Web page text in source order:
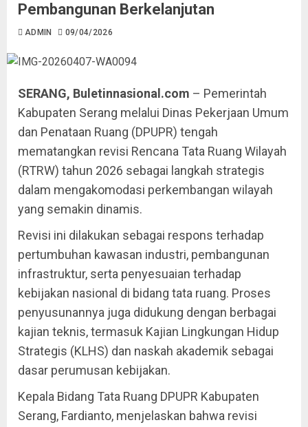
Pembangunan Berkelanjutan
ADMIN 09/04/2026
SERANG, Buletinnasional.com – Pemerintah
Kabupaten Serang melalui Dinas Pekerjaan Umum
dan Penataan Ruang (DPUPR) tengah
mematangkan revisi Rencana Tata Ruang Wilayah
(RTRW) tahun 2026 sebagai langkah strategis
dalam mengakomodasi perkembangan wilayah
yang semakin dinamis.
Revisi ini dilakukan sebagai respons terhadap
pertumbuhan kawasan industri, pembangunan
infrastruktur, serta penyesuaian terhadap
kebijakan nasional di bidang tata ruang. Proses
penyusunannya juga didukung dengan berbagai
kajian teknis, termasuk Kajian Lingkungan Hidup
Strategis (KLHS) dan naskah akademik sebagai
dasar perumusan kebijakan.
Kepala Bidang Tata Ruang DPUPR Kabupaten
Serang, Fardianto, menjelaskan bahwa revisi